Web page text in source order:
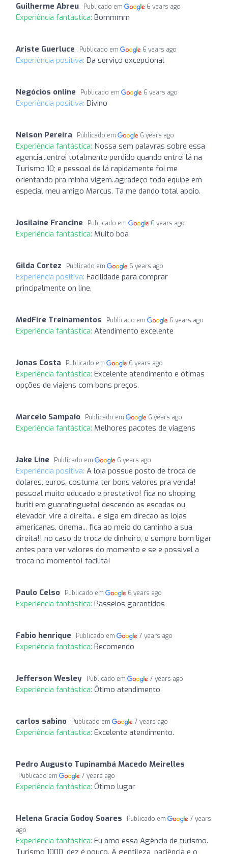
Guilherme Abreu Publicado em 6 years ago
Experiência fantástica: Bommmm
Ariste Guerluce Publicado em 6 years ago
Experiência positiva: Da serviço excepcional
Negócios online Publicado em 6 years ago
Experiência positiva: Divino
Nelson Pereira Publicado em 6 years ago
Experiência fantástica: Nossa sem palavras sobre essa
agencia...entrei totalmente perdido quando entrei lá na
Turismo 10; e pessoal de lá rapidamente foi me
orientando pra minha vigem..agradeço toda equipe em
especial meu amigo Marcus. Tá me dando total apoio.
Josilaine Francine Publicado em 6 years ago
Experiência fantástica: Muito boa
Gilda Cortez Publicado em 6 years ago
Experiência positiva: Facilidade para comprar
principalmente on line.
MedFire Treinamentos Publicado em 6 years ago
Experiência fantástica: Atendimento excelente
Jonas Costa Publicado em 6 years ago
Experiência fantástica: Excelente atendimento e ótimas
opções de viajens com bons preços.
Marcelo Sampaio Publicado em 6 years ago
Experiência fantástica: Melhores pacotes de viagens
Jake Line Publicado em 6 years ago
Experiência positiva: A loja possue posto de troca de
dolares, euros, costuma ter bons valores pra venda!
pessoal muito educado e prestativo! fica no shoping
buriti em guaratingueta! descendo as escadas ou
elevador, vire a direita... e siga em direcao as lojas
americanas, cinema... fica ao meio do caminho a sua
direita!! no caso de troca de dinheiro, e sempre bom ligar
antes para ver valores do momento e se e possivel a
troca no momento! facilita!
Paulo Celso Publicado em 6 years ago
Experiência fantástica: Passeios garantidos
Fabio henrique Publicado em 7 years ago
Experiência fantástica: Recomendo
Jefferson Wesley Publicado em 7 years ago
Experiência fantástica: Ótimo atendimento
carlos sabino Publicado em 7 years ago
Experiência fantástica: Excelente atendimento.
Pedro Augusto Tupinambá Macedo Meirelles
Publicado em 7 years ago
Experiência fantástica: Ótimo lugar
Helena Gracia Godoy Soares Publicado em
7 years
ago
Experiência fantástica: Eu amo essa Agência de turismo.
Turismo 1000, dez é pouco. A gentileza, paciência e o